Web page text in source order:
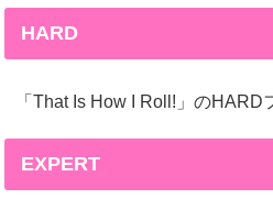
HARD
「That Is How I Roll!」のHARD
EXPERT